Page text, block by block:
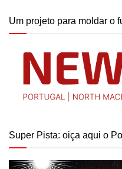
Um projeto para moldar o
Super Pista: oiça aqui o